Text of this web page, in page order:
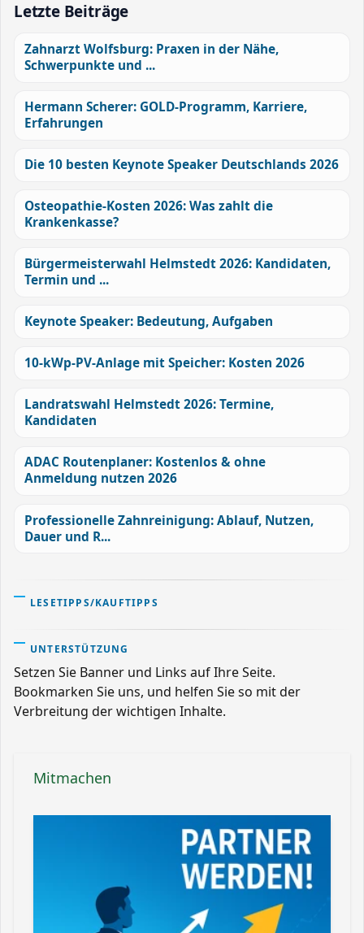
Letzte Beiträge
Zahnarzt Wolfsburg: Praxen in der Nähe,
Schwerpunkte und ...
Hermann Scherer: GOLD-Programm, Karriere,
Erfahrungen
Die 10 besten Keynote Speaker Deutschlands 2026
Osteopathie-Kosten 2026: Was zahlt die
Krankenkasse?
Bürgermeisterwahl Helmstedt 2026: Kandidaten,
Termin und ...
Keynote Speaker: Bedeutung, Aufgaben
10-kWp-PV-Anlage mit Speicher: Kosten 2026
Landratswahl Helmstedt 2026: Termine,
Kandidaten
ADAC Routenplaner: Kostenlos & ohne
Anmeldung nutzen 2026
Professionelle Zahnreinigung: Ablauf, Nutzen,
Dauer und R...
LESETIPPS/KAUFTIPPS
UNTERSTÜTZUNG
Setzen Sie Banner und Links auf Ihre Seite.
Bookmarken Sie uns, und helfen Sie so mit der
Verbreitung der wichtigen Inhalte.
Mitmachen